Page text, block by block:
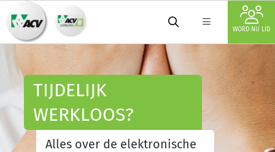
WORD NU LID
TIJDELIJK
WERKLOOS?
Alles over de elektronische